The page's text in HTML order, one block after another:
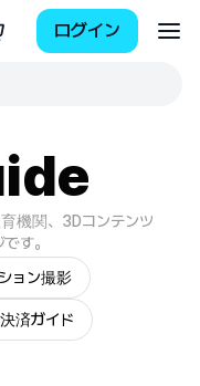
ログイン
機関、3Dコンテンツ
す。
ョン撮影
決済ガイド